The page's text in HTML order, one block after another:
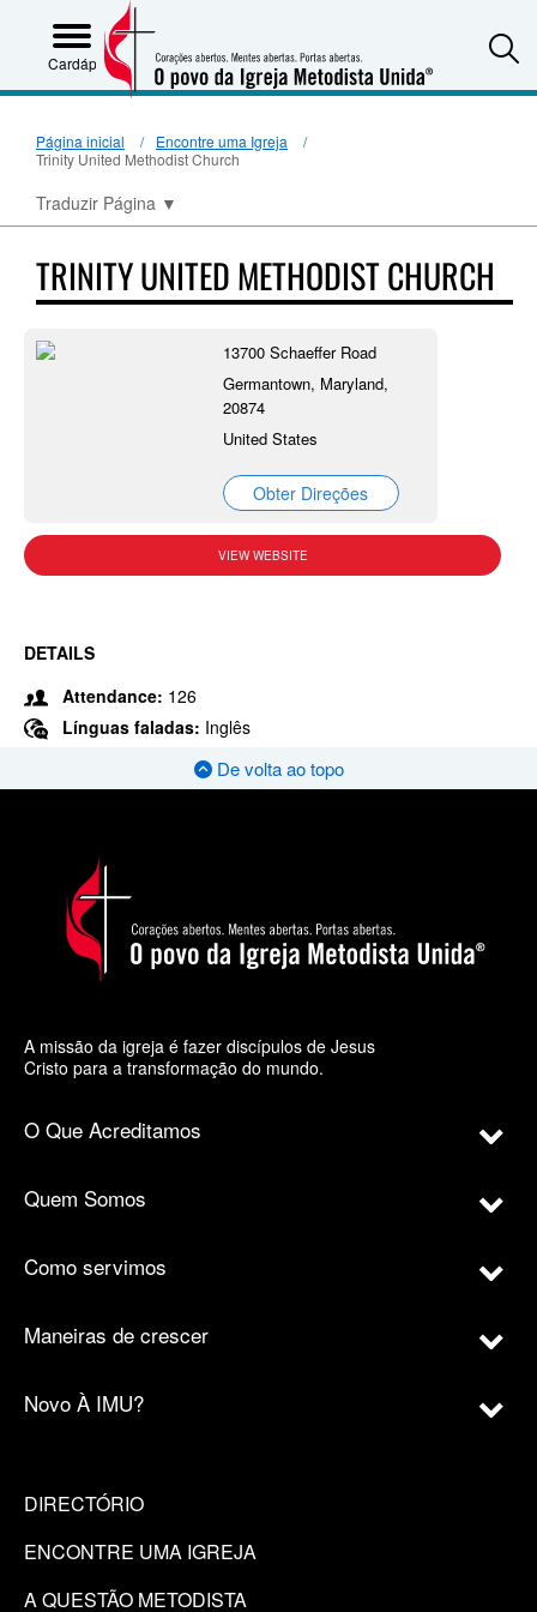
Cardápio
Página inicial
Encontre uma Igreja
Trinity United Methodist Church
Traduzir Página ▼
TRINITY UNITED METHODIST CHURCH
13700 Schaeffer Road
Germantown, Maryland,
20874
United States
Obter Direções
VIEW WEBSITE
DETAILS
Attendance: 126
Línguas faladas: Inglês
De volta ao topo
A missão da igreja é fazer discípulos de Jesus
Cristo para a transformação do mundo.
O Que Acreditamos
Quem Somos
Como servimos
Maneiras de crescer
Novo À IMU?
DIRECTÓRIO
ENCONTRE UMA IGREJA
A QUESTÃO METODISTA